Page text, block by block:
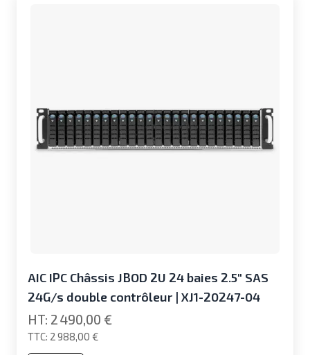
AIC IPC Châssis JBOD 2U 24 baies 2.5" SAS
24G/s double contrôleur | XJ1-20247-04
2 988,00 €
2 490,00 €